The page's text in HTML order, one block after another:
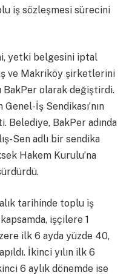
iş sözleşmesi sürecini
yetki belgesini iptal
ve Makriköy şirketlerini
BakPer olarak değiştirdi.
İş Sendikası’nın
Belediye, BakPer adında
Sen adlı bir sendika
Hakem Kurulu’na
tarihinde toplu iş
işçilere 1
ilk 6 ayda yüzde 40,
İkinci yılın ilk 6
6 aylık dönemde ise